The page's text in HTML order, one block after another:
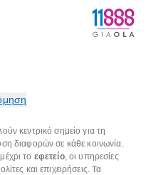
κεντρικό σημείο για τη
διαφορών σε κάθε κοινωνία.
μέχρι το εφετείο, οι υπηρεσίες
και επιχειρήσεις. Τα